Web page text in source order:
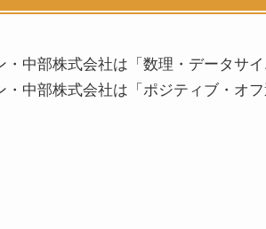
・中部株式会社は「数理・データサ
・中部株式会社は「ポジティブ・オフ